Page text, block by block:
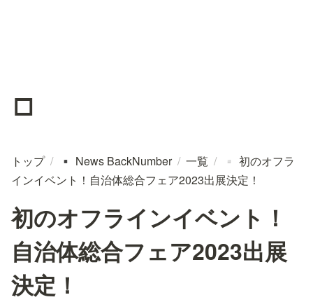
▫️
トップ / ▪️ News BackNumber / 一覧 / ▫️
初のオフラ
インイベント！自治体総合フェア2023出展決定！
初のオフラインイベント！
自治体総合フェア2023出展
決定！